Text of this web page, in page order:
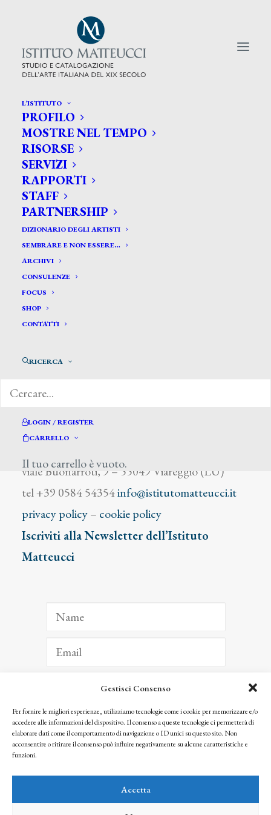
Gestisci Consenso
Per fornire le migliori esperienze, utilizziamo tecnologie come i cookie per memorizzare e/o
accedere alle informazioni del dispositivo. Il consenso a queste tecnologie ci permetterà di
elaborare dati come il comportamento di navigazione o ID unici su questo sito. Non
acconsentire o ritirare il consenso può influire negativamente su alcune caratteristiche e
funzioni.
Accetta
L’ISTITUTO
PROFILO
MOSTRE NEL TEMPO
RISORSE
SERVIZI
RAPPORTI
STAFF
PARTNERSHIP
DIZIONARIO DEGLI ARTISTI
SEMBRARE E NON ESSERE…
ARCHIVI
CONSULENZE
FOCUS
SHOP
CONTATTI
RICERCA
LOGIN / REGISTER
CARRELLO
Il tuo carrello è vuoto.
CERCA TRA GLI ARTISTI:
Search
for:
Bossone Carlo
viale Buonarroti, 9 – 55049 Viareggio (LU)
tel +39 0584 54354info@istitutomatteucci.it
privacy policy– cookie policy
Iscriviti alla Newsletter dell’Istituto
Matteucci
ISCRIVITI
Facendo clic per iscriverti, riconosci che le tue informazioni saranno trattate
seguendo la nostra Privacy Policy
© 2025 Istituto Matteucci. All right reserved
l’autorizzazione scritta dei proprietari dei diritti e dell’Istituto Matteucci